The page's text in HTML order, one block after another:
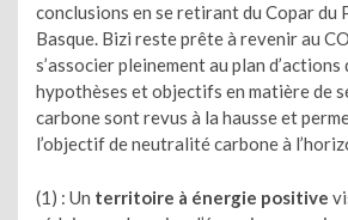
conclusions en se retirant du Copar du
Basque. Bizi reste prête à revenir au
s’associer pleinement au plan d’actions
hypothèses et objectifs en matière de
carbone sont revus à la hausse et
l’objectif de neutralité carbone à
(1) : Un territoire à énergie positive